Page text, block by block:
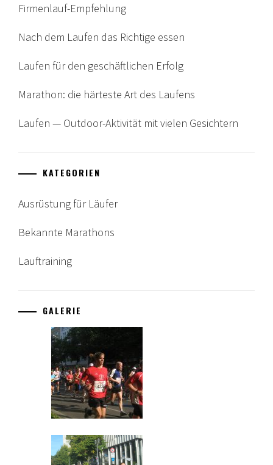
Firmenlauf-Empfehlung
Nach dem Laufen das Richtige essen
Laufen für den geschäftlichen Erfolg
Marathon: die härteste Art des Laufens
Laufen — Outdoor-Aktivität mit vielen Gesichtern
KATEGORIEN
Ausrüstung für Läufer
Bekannte Marathons
Lauftraining
GALERIE